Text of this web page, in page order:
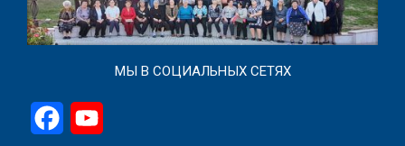
МЫ В СОЦИАЛЬНЫХ СЕТЯХ
Facebook